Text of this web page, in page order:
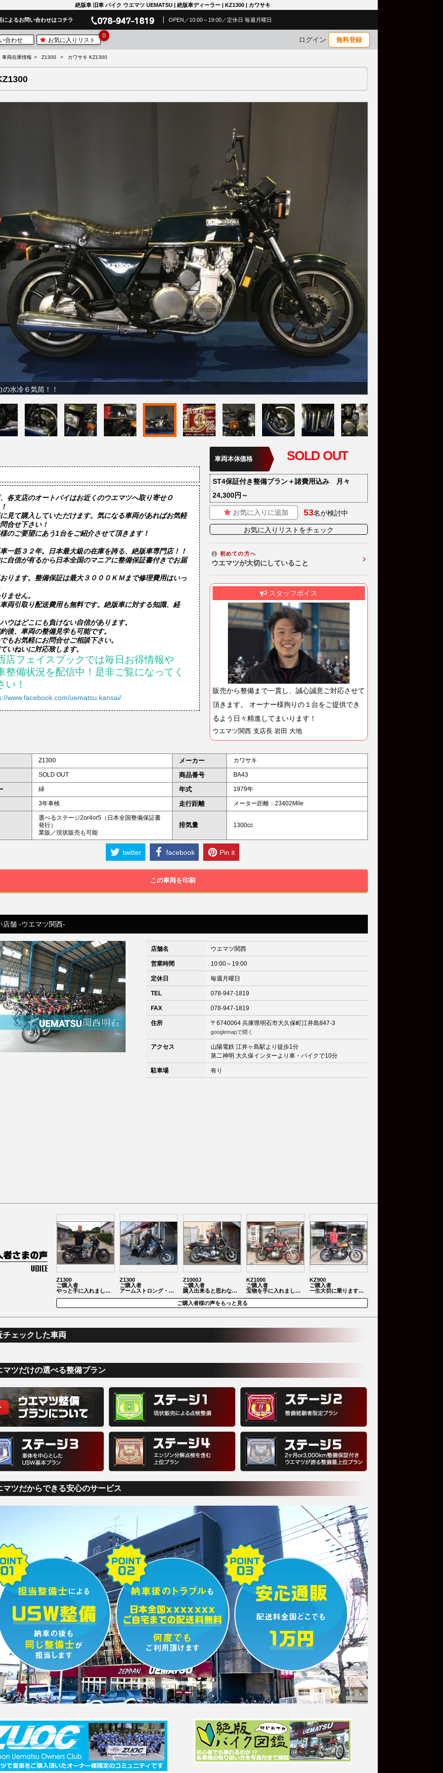
絶版車 旧車 バイク ウエマツ UEMATSU | 絶版車ディーラー | KZ1300 | カワサキ
によるお問い合わせはコチラ OPEN／10:00～19:00／定休日 毎週月曜日
合わせ お気に入りリスト
0 ログイン 無料登録
車両在庫情報 Z1300 カワサキ KZ1300
の水冷６気筒！！
車両本体価格 SOLD OUT
ST4保証付き整備プラン＋諸費用込み 月々
24,300円～
お気に入りに追加 53名が検討中
お気に入りリストをチェック
初めての方へ
ウエマツが大切にしていること
スタッフボイス
販売から整備まで一貫し、誠心誠意ご対応させて
頂きます。 オーナー様拘りの１台をご提供でき
るよう日々精進してまいります！
ウエマツ関西 支店長 岩田 大地
各支店のオートバイはお近くのウエマツへ取り寄せＯ
見て購入していただけます。気になる車両があればお気軽
合せ下さい！
のご要望にあう1台をご紹介させて頂きます！
一筋３２年。日本最大級の在庫を誇る、絶版車専門店！！
自信が有るから日本全国のマニアに整備保証書付きでお届
ります。整備保証は最大３０００ＫＭまで修理費用はいっ
ません。
両引取り配送費用も無料です。絶版車に対する知識、経
ウはどこにも負けない自信があります。
後、車両の整備見学も可能です。
もお気軽にお問合せご相談下さい。
店フェイスブックでは毎日お得情報や
整備状況を配信中！是非ご覧になってく
い！
www.facebook.com/uematsu.kansai/
Z1300 メーカー カワサキ
SOLD OUT 商品番号 BA43
緑 年式 1979年
3年車検 走行距離 メーター距離：23402Mile
選べるステージ2or4or5（日本全国整備保証書
発行）
業販／現状販売も可能
排気量 1300cc
twitter facebook Pin it
この車両を印刷
店舗 -ウエマツ関西-
店舗名 ウエマツ関西
営業時間 10:00～19:00
定休日 毎週月曜日
TEL 078-947-1819
FAX 078-947-1819
住所 〒6740064 兵庫県明石市大久保町江井島847-3
googlemapで開く
アクセス
山陽電鉄 江井ヶ島駅より徒歩1分
第二神明 大久保インターより車・バイクで10分
駐車場 有り
Z1300
ご購入者
やっと手に入れまし…
Z1300
ご購入者
アームストロング・…
Z1000J
ご購入者
購入出来ると思わな…
KZ1000
ご購入者
宝物を手に入れまし…
KZ900
ご購入者
一生大切に乗ります…
ご購入者様の声をもっと見る
チェックした車両
マツだけの選べる整備プラン
マツだからできる安心のサービス